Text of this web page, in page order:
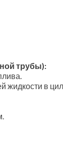
трубы):
жидкости в